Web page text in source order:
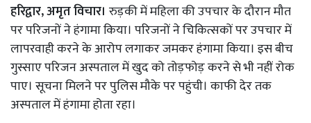
हरिद्वार, अमृत विचार। रुड़की में महिला की उपचार के दौरान मौत
पर परिजनों ने हंगामा किया। परिजनों ने चिकित्सकों पर उपचार में
लापरवाही करने के आरोप लगाकर जमकर हंगामा किया। इस बीच
गुस्साए परिजन अस्पताल में खुद को तोड़फोड़ करने से भी नहीं रोक
पाए। सूचना मिलने पर पुलिस मौके पर पहुंची। काफी देर तक
अस्पताल में हंगामा होता रहा।